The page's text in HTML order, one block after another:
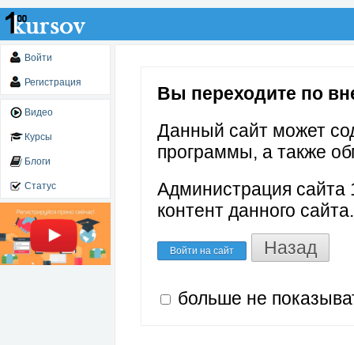
Войти
Регистрация
Видео
Курсы
Блоги
Статус
Вы переходите по
Данный сайт может
программы, а также
Администрация сайта
контент данного сайта.
Войти на сайт Назад
больше не